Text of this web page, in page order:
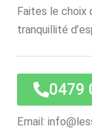
Faites le choix
tranquillité
0479
Email: